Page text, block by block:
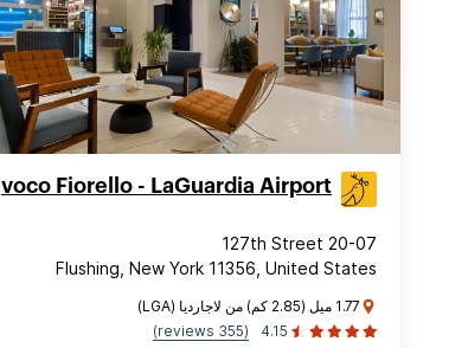
voco Fiorello - LaGuardia Airport
20-07 127th Street
Flushing, New York 11356, United States
1.77 ميل (2.85 كم) من لاجارديا (LGA)
4.15
(355 reviews)